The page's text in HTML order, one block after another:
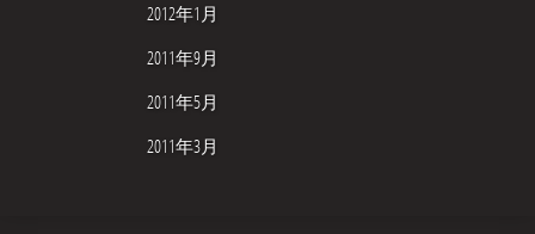
2012年1月
2011年9月
2011年5月
2011年3月